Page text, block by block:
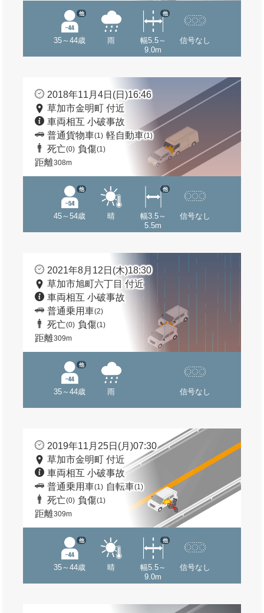
35～44歳
他
雨
幅5.5～
9.0m
他
信号なし
2018年11月4日(日)16:46
草加市金明町 付近
車両相互 小破事故
普通貨物車(1) 軽自動車(1)
死亡(0) 負傷(1)
距離308m
45～54歳
他
晴
幅3.5～
5.5m
他
信号なし
2021年8月12日(木)18:30
草加市旭町六丁目 付近
車両相互 小破事故
普通乗用車(2)
死亡(0) 負傷(1)
距離309m
35～44歳
他
雨 信号なし
2019年11月25日(月)07:30
草加市金明町 付近
車両相互 小破事故
普通乗用車(1) 自転車(1)
死亡(0) 負傷(1)
距離309m
35～44歳
他
晴
幅5.5～
9.0m
他
信号なし